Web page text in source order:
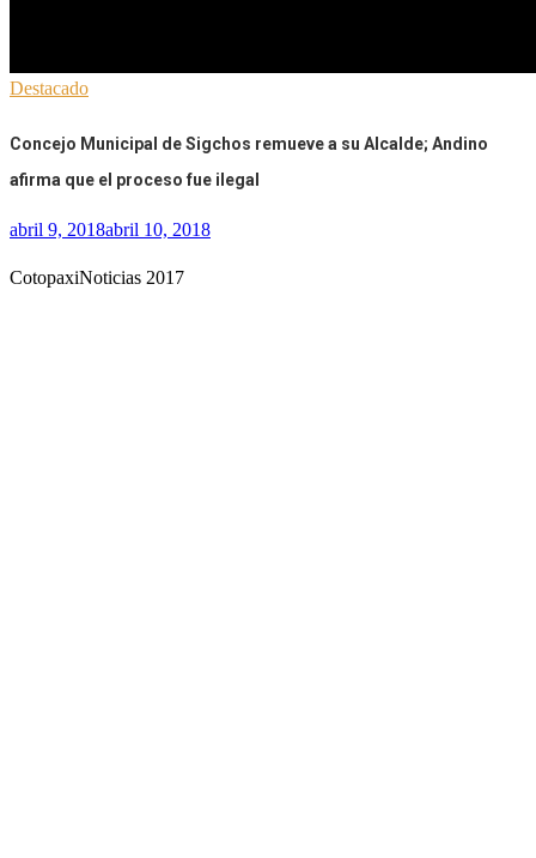
Destacado
Concejo Municipal de Sigchos remueve a su Alcalde; Andino
afirma que el proceso fue ilegal
abril 9, 2018abril 10, 2018
CotopaxiNoticias 2017